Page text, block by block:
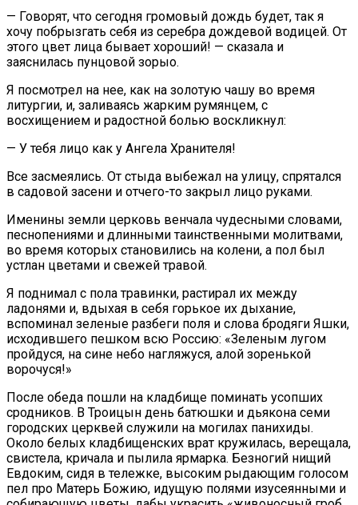
— Говорят, что сегодня громовый дождь будет, так я
хочу побрызгать себя из серебра дождевой водицей. От
этого цвет лица бывает хороший! — сказала и
заяснилась пунцовой зорыо.
Я посмотрел на нее, как на золотую чашу во время
литургии, и, заливаясь жарким румянцем, с
восхищением и радостной болью воскликнул:
— У тебя лицо как у Ангела Хранителя!
Все засмеялись. От стыда выбежал на улицу, спрятался
в садовой засени и отчего-то закрыл лицо руками.
Именины земли церковь венчала чудесными словами,
песнопениями и длинными таинственными молитвами,
во время которых становились на колени, а пол был
устлан цветами и свежей травой.
Я поднимал с пола травинки, растирал их между
ладонями и, вдыхая в себя горькое их дыхание,
вспоминал зеленые разбеги поля и слова бродяги Яшки,
исходившего пешком всю Россию: «Зеленым лугом
пройдуся, на сине небо нагляжуся, алой зоренькой
ворочуся!»
После обеда пошли на кладбище поминать усопших
сродников. В Троицын день батюшки и дьякона семи
городских церквей служили на могилах панихиды.
Около белых кладбищенских врат кружилась, верещала,
свистела, кричала и пылила ярмарка. Безногий нищий
Евдоким, сидя в тележке, высоким рыдающим голосом
пел про Матерь Божию, идущую полями изусеянными и